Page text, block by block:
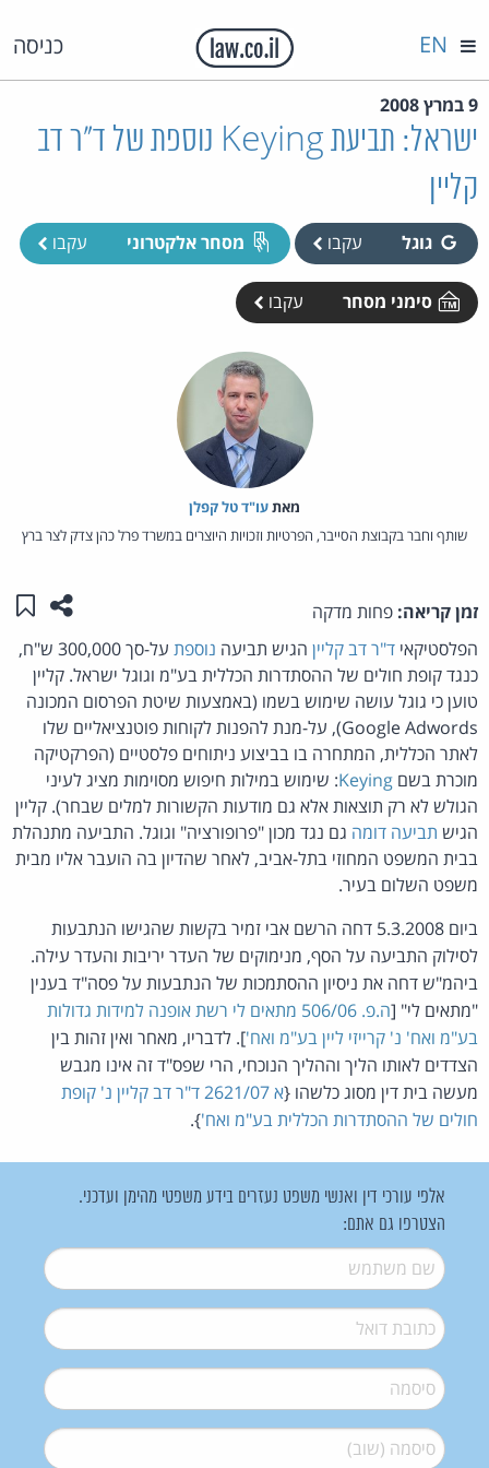
כניסה EN
9 במרץ 2008
ישראל: תביעת Keying נוספת של ד"ר דב
קליין
גוגל עקבו מסחר אלקטרוני עקבו
סימני מסחר עקבו
מאת‏עו"ד טל קפלן
שותף וחבר בקבוצת הסייבר, הפרטיות וזכויות היוצרים במשרד פרל כהן צדק לצר ברץ
זמן קריאה: פחות מדקה שתפו
הפלסטיקאי ד"ר דב קליין הגיש תביעה נוספת
על-סך 300,000 ש"ח,
כנגד קופת חולים של ההסתדרות הכללית בע"מ וגוגל ישראל. קליין
טוען כי גוגל עושה שימוש בשמו (באמצעות שיטת הפרסום המכונה
Google Adwords), על-מנת להפנות לקוחות פוטנציאליים שלו
לאתר הכללית, המתחרה בו בביצוע ניתוחים פלסטיים (הפרקטיקה
מוכרת בשם Keying: שימוש במילות חיפוש מסוימות מציג לעיני
הגולש לא רק תוצאות אלא גם מודעות הקשורות למלים שבחר). קליין
הגיש תביעה דומה גם נגד מכון "פרופורציה" וגוגל. התביעה מתנהלת
בבית המשפט המחוזי בתל-אביב, לאחר שהדיון בה הועבר אליו מבית
משפט השלום בעיר.
ביום 5.3.2008 דחה הרשם אבי זמיר בקשות שהגישו הנתבעות
לסילוק התביעה על הסף, מנימוקים של העדר יריבות והעדר עילה.
ביהמ"ש דחה את ניסיון ההסתמכות של הנתבעות על פסה"ד בענין
"מתאים לי" [
ה.פ. 506/06 מתאים לי רשת אופנה למידות גדולות
בע"מ ואח' נ' קרייזי ליין בע"מ ואח']. לדבריו, מאחר ואין זהות בין
הצדדים לאותו הליך וההליך הנוכחי, הרי שפס"ד זה אינו מגבש
מעשה בית דין מסוג כלשהו {
א 2621/07 ד"ר דב קליין נ' קופת
חולים של ההסתדרות הכללית בע"מ ואח'}.
אלפי עורכי דין ואנשי משפט נעזרים בידע משפטי מהימן ועדכני.
הצטרפו גם אתם:
שם משתמש*
דואל*
סיסמה*
סיסמה (שוב)*